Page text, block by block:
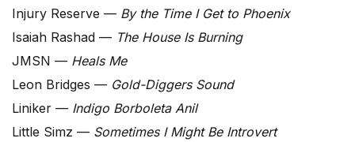
Injury Reserve — By the Time I Get to Phoenix
Isaiah Rashad — The House Is Burning
JMSN — Heals Me
Leon Bridges — Gold-Diggers Sound
Liniker — Indigo Borboleta Anil
Little Simz — Sometimes I Might Be Introvert